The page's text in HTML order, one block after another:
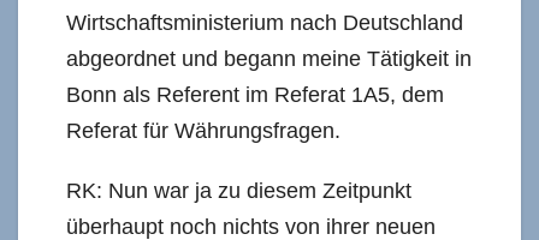
Wirtschaftsministerium nach Deutschland
abgeordnet und begann meine Tätigkeit in
Bonn als Referent im Referat 1A5, dem
Referat für Währungsfragen.
RK: Nun war ja zu diesem Zeitpunkt
überhaupt noch nichts von ihrer neuen